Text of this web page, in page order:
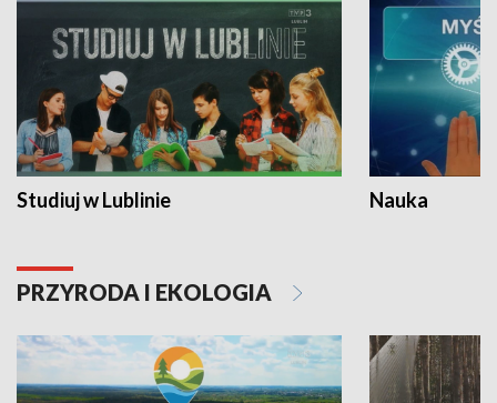
Studiuj w Lublinie Nauka
PRZYRODA I EKOLOGIA